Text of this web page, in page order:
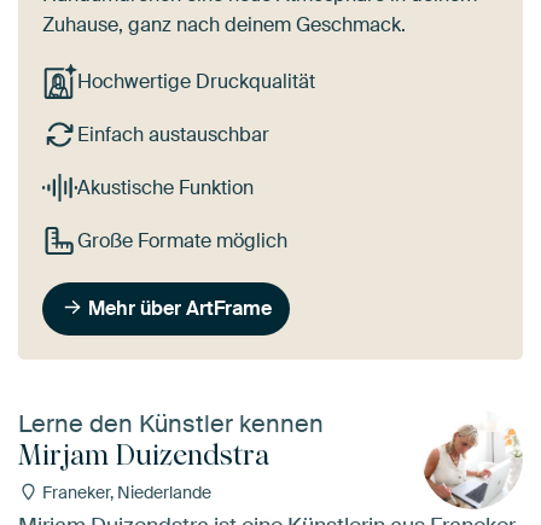
Zuhause, ganz nach deinem Geschmack.
Hochwertige Druckqualität
Einfach austauschbar
Akustische Funktion
Große Formate möglich
Mehr über ArtFrame
Lerne den Künstler kennen
Mirjam Duizendstra
Franeker, Niederlande